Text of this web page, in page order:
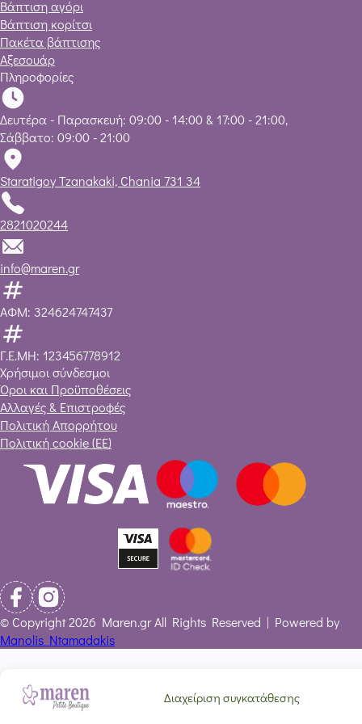
Διαχείριση συγκατάθεσης
Χρήσιμοι σύνδεσμοι
Όροι και Προϋποθέσεις
Αλλαγές & Επιστροφές
Πολιτική Απορρήτου
Πολιτική cookie (ΕΕ)
Πληροφορίες
Δευτέρα - Παρασκευή: 09:00 - 14:00 & 17:00 - 21:00,
Σάββατο: 09:00 - 21:00
Staratigoy Tzanakaki, Chania 731 34
2821020244
info@maren.gr
ΑΦΜ: 324624747437
Γ.Ε.ΜΗ: 123456778912
Βάπτιση αγόρι
Βάπτιση κορίτσι
Πακέτα βάπτισης
Αξεσουάρ
© Copyright 2026 Maren.gr All Rights Reserved | Powered by
Manolis Ntamadakis